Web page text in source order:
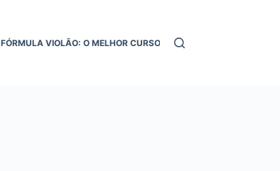
FÓRMULA VIOLÃO: O MELHOR CURSO DE VIOLÃO ONLINE!